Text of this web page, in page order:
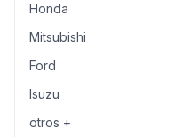
Honda
Mitsubishi
Ford
Isuzu
otros +